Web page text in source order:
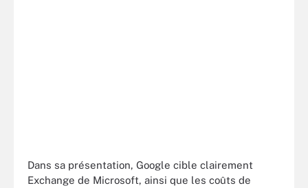
Dans sa présentation, Google cible clairement
Exchange de Microsoft, ainsi que les coûts de